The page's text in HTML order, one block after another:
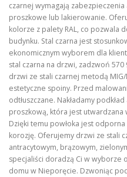
czarnej wymagają
proszkowe lub lakierowanie.
kolorze z palety RAL, co pozwala
budynku. Stal czarna jest
ekonomicznym wyborem dla
stal czarna na drzwi, zadzwoń
drzwi ze stali czarnej metodą
estetyczne spoiny. Przed
odtłuszczane. Nakładamy
proszkową, która jest
Dzięki temu powłoka jest
korozję. Oferujemy drzwi ze stali
antracytowym, brązowym,
specjaliści doradzą Ci w
domu w Nieporęcie. Dzwoniąc